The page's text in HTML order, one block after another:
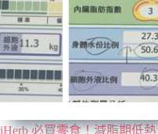
iHerb 必買零食！減脂期低